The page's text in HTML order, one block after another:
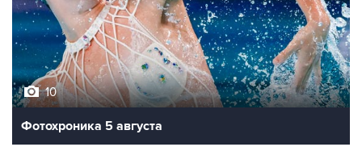
10
Фотохроника 5 августа